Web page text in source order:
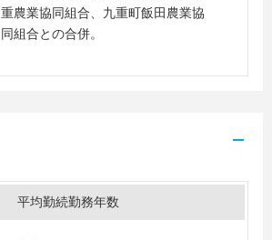
重農業協同組合、九重町飯田農業協
同組合との合併。
平均勤続勤務年数